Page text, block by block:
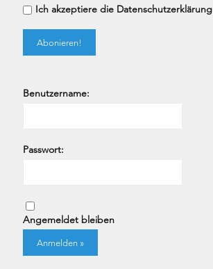
Ich akzeptiere die Datenschutzerklärung
Benutzername:
Passwort:
Angemeldet bleiben